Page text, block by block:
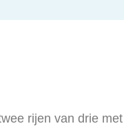
rijen van drie